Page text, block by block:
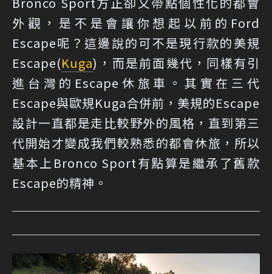
外觀，是不是會讓你想起以前的Ford
Escape呢？這邊說的可不是現行款的美規
Escape(Kuga)，而是前面幾代，同樣有引
進台灣的Escape休旅車。其實在三代
Escape與歐規Kuga合併前，美規的Escape
設計一直都是走比較野外的風格，直到第三
代開始才變成我們較熟悉的都會休旅，所以
基本上Bronco Sport有點算是繼承了舊款
Escape的精神。